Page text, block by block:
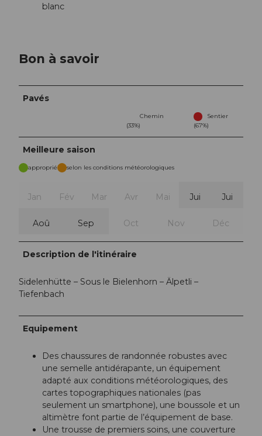
blanc
Bon à savoir
Pavés
Chemin
(33%)
Sentier
(67%)
Meilleure saison
approprié selon les conditions météorologiques
Jan Fév Mar Avr Mai Jui Jui
Aoû Sep Oct Nov Déc
Description de l'itinéraire
Sidelenhütte – Sous le Bielenhorn – Älpetli –
Tiefenbach
Equipement
Des chaussures de randonnée robustes avec
une semelle antidérapante, un équipement
adapté aux conditions météorologiques, des
cartes topographiques nationales (pas
seulement un smartphone), une boussole et un
altimètre font partie de l’équipement de base.
Une trousse de premiers soins, une couverture